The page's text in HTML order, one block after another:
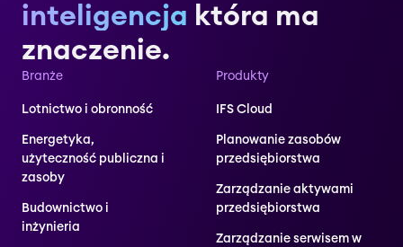
inteligencja która ma
znaczenie.
Branże
Lotnictwo i obronność
Energetyka,
użyteczność publiczna i
zasoby
Budownictwo i
inżynieria
Produkty
IFS Cloud
Planowanie zasobów
przedsiębiorstwa
Zarządzanie aktywami
przedsiębiorstwa
Zarządzanie serwisem w